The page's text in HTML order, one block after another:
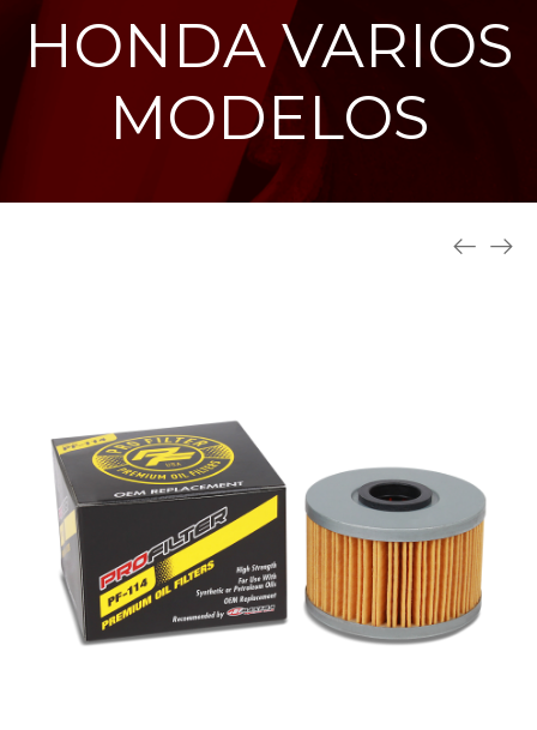
HONDA VARIOS
MODELOS